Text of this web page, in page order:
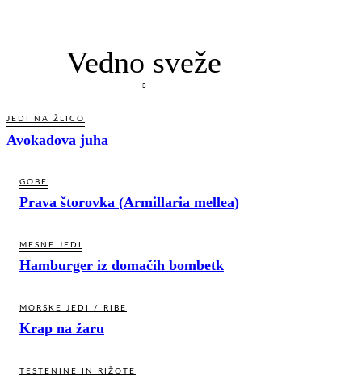
Vedno sveže
JEDI NA ŽLICO
Avokadova juha
GOBE
Prava štorovka (Armillaria mellea)
MESNE JEDI
Hamburger iz domačih bombetk
MORSKE JEDI / RIBE
Krap na žaru
TESTENINE IN RIŽOTE